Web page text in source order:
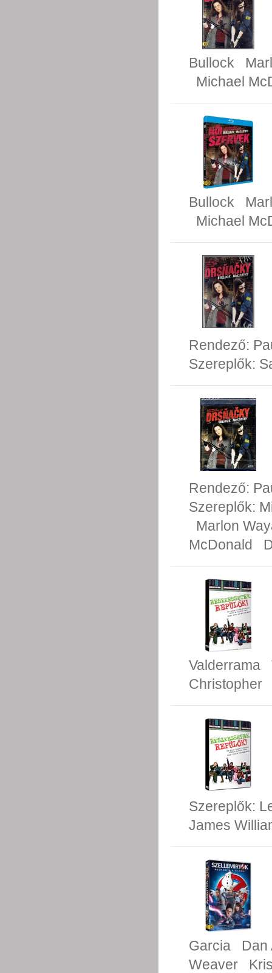
Bullock
Michael
Bullock
Michael
Rendező:
Szereplők:
Rendező:
Szereplők:
Marlon
McDonald
Valderrama
Christopher
Szereplők:
James
Garcia
Dan
Weaver